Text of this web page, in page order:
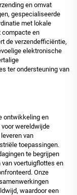
en omvat
gespecialiseerde
met lokale
compacte en
de verzendefficiëntie,
elektronische
ter ondersteuning van
ontwikkeling en
wereldwijde
van
toepassingen.
te begrijpen
voertuigflottes en
Onze
waardoor een